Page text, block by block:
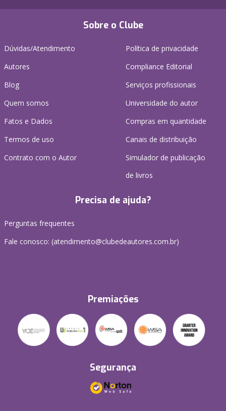
Sobre o Clube
Dúvidas/Atendimento
Autores
Blog
Quem somos
Fatos e Dados
Termos de uso
Contrato com o Autor
Política de privacidade
Compliance Editorial
Serviços profissionais
Universidade do autor
Compras em quantidade
Canais de distribuição
Simulador de publicação
de livros
Precisa de ajuda?
Perguntas frequentes
Fale conosco: (atendimento@clubedeautores.com.br)
Premiações
Segurança